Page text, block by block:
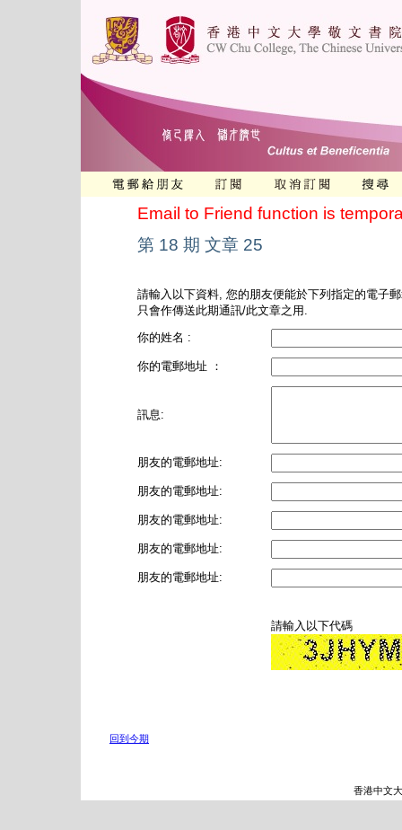
Email to Friend function is
第 18 期 文章 25
請輸入以下資料, 您的朋友便能於下列指定的電子
只會作傳送此期通訊/此文章之用.
你的姓名 :
你的電郵地址 ：
訊息:
朋友的電郵地址:
朋友的電郵地址:
朋友的電郵地址:
朋友的電郵地址:
朋友的電郵地址:
請輸入以下代碼
回到今期
香港中文